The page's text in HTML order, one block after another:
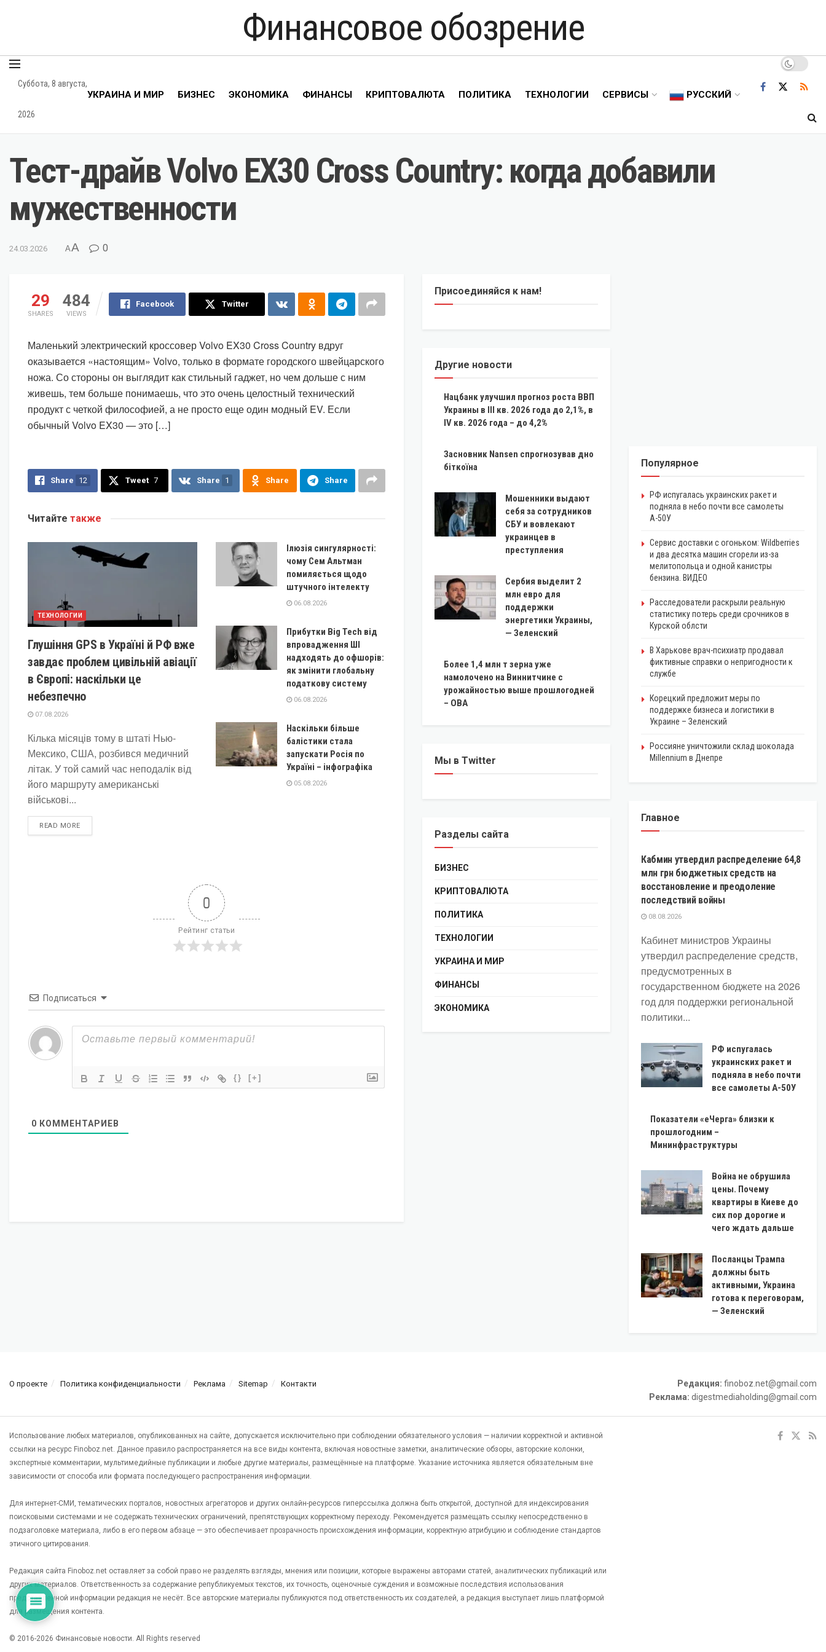
Финансовое обозрение
Суббота, 8 августа,
2026
УКРАИНА И МИР БИЗНЕС ЭКОНОМИКА ФИНАНСЫ КРИПТОВАЛЮТА ПОЛИТИКА ТЕХНОЛОГИИ СЕРВИСЫ РУССКИЙ
Тест-драйв Volvo EX30 Cross Country: когда добавили
мужественности
24.03.2026 AA 0
29
SHARES
484
VIEWS
Facebook Twitter
Маленький электрический кроссовер Volvo EX30 Cross Country вдруг
оказывается «настоящим» Volvo, только в формате городского швейцарского
ножа. Со стороны он выглядит как стильный гаджет, но чем дольше с ним
живешь, тем больше понимаешь, что это очень целостный технический
продукт с четкой философией, а не просто еще один модный EV. Если
обычный Volvo EX30 — это […]
Share 12 Tweet 7 Share 1 Share Share
Читайте также
ТЕХНОЛОГИИ
Глушіння GPS в Україні й РФ вже
завдає проблем цивільній авіації
в Європі: наскільки це
небезпечно
07.08.2026
Кілька місяців тому в штаті Нью-
Мексико, США, розбився медичний
літак. У той самий час неподалік від
його маршруту американські
військові...
READ MOREDETAILS
Ілюзія сингулярності:
чому Сем Альтман
помиляється щодо
штучного інтелекту
06.08.2026
Прибутки Big Tech від
впровадження ШІ
надходять до офшорів:
як змінити глобальну
податкову систему
06.08.2026
Наскільки більше
балістики стала
запускати Росія по
Україні – інфографіка
05.08.2026
0
Рейтинг статьи
Подписаться
{} [+]
0 КОММЕНТАРИЕВ
Присоединяйся к нам!
Другие новости
Нацбанк улучшил прогноз роста ВВП
Украины в III кв. 2026 года до 2,1%, в
IV кв. 2026 года – до 4,2%
Засновник Nansen спрогнозував дно
біткоїна
Мошенники выдают
себя за сотрудников
СБУ и вовлекают
украинцев в
преступления
Сербия выделит 2
млн евро для
поддержки
энергетики Украины,
— Зеленский
Более 1,4 млн т зерна уже
намолочено на Виннитчине с
урожайностью выше прошлогодней
– ОВА
Мы в Twitter
Разделы сайта
БИЗНЕС
КРИПТОВАЛЮТА
ПОЛИТИКА
ТЕХНОЛОГИИ
УКРАИНА И МИР
ФИНАНСЫ
ЭКОНОМИКА
Популярное
РФ испугалась украинских ракет и
подняла в небо почти все самолеты
А-50У
Сервис доставки с огоньком: Wildberries
и два десятка машин сгорели из-за
мелитопольца и одной канистры
бензина. ВИДЕО
Расследователи раскрыли реальную
статистику потерь среди срочников в
Курской облсти
В Харькове врач-психиатр продавал
фиктивные справки о непригодности к
службе
Корецкий предложит меры по
поддержке бизнеса и логистики в
Украине – Зеленский
Россияне уничтожили склад шоколада
Millennium в Днепре
Главное
ЭКОНОМИКА
Кабмин утвердил распределение 64,8
млн грн бюджетных средств на
восстановление и преодоление
последствий войны
08.08.2026
Кабинет министров Украины
утвердил распределение средств,
предусмотренных в
государственном бюджете на 2026
год для поддержки региональной
политики...
РФ испугалась
украинских ракет и
подняла в небо почти
все самолеты А-50У
Показатели «еЧерга» близки к
прошлогодним –
Мининфраструктуры
Война не обрушила
цены. Почему
квартиры в Киеве до
сих пор дорогие и
чего ждать дальше
Посланцы Трампа
должны быть
активными, Украина
готова к переговорам,
— Зеленский
О проекте Политика конфиденциальности Реклама Sitemap Контакти Редакция: finoboz.net@gmail.com
Реклама: digestmediaholding@gmail.com
Использование любых материалов, опубликованных на сайте, допускается исключительно при соблюдении обязательного условия — наличии корректной и активной
ссылки на ресурс Finoboz.net. Данное правило распространяется на все виды контента, включая новостные заметки, аналитические обзоры, авторские колонки,
экспертные комментарии, мультимедийные публикации и любые другие материалы, размещённые на платформе. Указание источника является обязательным вне
зависимости от способа или формата последующего распространения информации.
Для интернет-СМИ, тематических порталов, новостных агрегаторов и других онлайн-ресурсов гиперссылка должна быть открытой, доступной для индексирования
поисковыми системами и не содержать технических ограничений, препятствующих корректному переходу. Рекомендуется размещать ссылку непосредственно в
подзаголовке материала, либо в его первом абзаце — это обеспечивает прозрачность происхождения информации, корректную атрибуцию и соблюдение стандартов
этичного цитирования.
Редакция сайта Finoboz.net оставляет за собой право не разделять взгляды, мнения или позиции, которые выражены авторами статей, аналитических публикаций или
других материалов. Ответственность за содержание републикуемых текстов, их точность, оценочные суждения и возможные последствия использования
представленной информации редакция не несёт. Все авторские материалы публикуются под ответственность их создателей, а редакция выступает лишь платформой
для размещения контента.
© 2016-2026 Финансовые новости. All Rights reserved